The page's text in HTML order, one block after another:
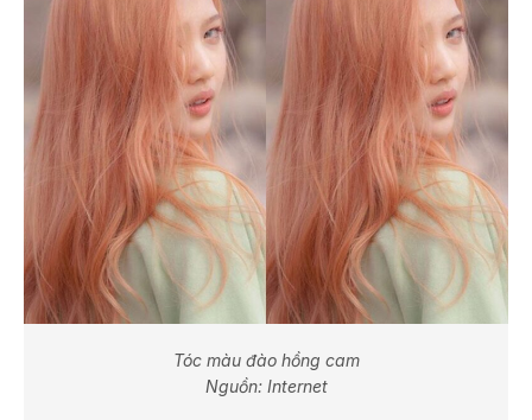
Tóc màu đào hồng cam
Nguồn: Internet